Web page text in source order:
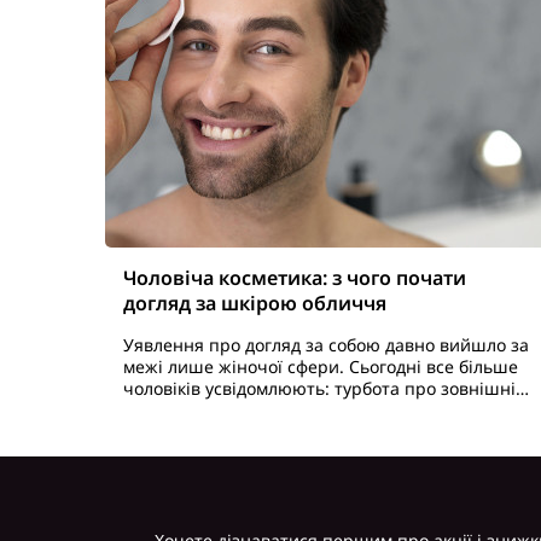
Чоловіча косметика: з чого почати
догляд за шкірою обличчя
Уявлення про догляд за собою давно вийшло за
межі лише жіночої сфери. Сьогодні все більше
чоловіків усвідомлюють: турбота про зовнішній